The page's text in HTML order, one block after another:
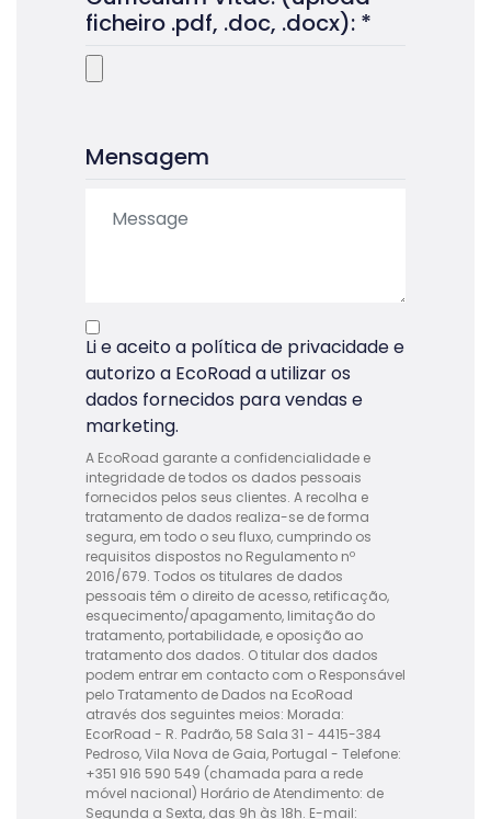
ficheiro .pdf, .doc, .docx): *
Mensagem
Li e aceitoa política de privacidadee
autorizo a EcoRoad a utilizar os
dados fornecidos para vendas e
marketing.
A EcoRoad garante a confidencialidade e
integridade de todos os dados pessoais
fornecidos pelos seus clientes. A recolha e
tratamento de dados realiza-se de forma
segura, em todo o seu fluxo, cumprindo os
requisitos dispostos no Regulamento nº
2016/679. Todos os titulares de dados
pessoais têm o direito de acesso, retificação,
esquecimento/apagamento, limitação do
tratamento, portabilidade, e oposição ao
tratamento dos dados. O titular dos dados
podem entrar em contacto com o Responsável
pelo Tratamento de Dados na EcoRoad
através dos seguintes meios: Morada:
EcorRoad - R. Padrão, 58 Sala 31 - 4415-384
Pedroso, Vila Nova de Gaia, Portugal - Telefone:
+351 916 590 549 (chamada para a rede
móvel nacional) Horário de Atendimento: de
Segunda a Sexta, das 9h às 18h. E-mail: